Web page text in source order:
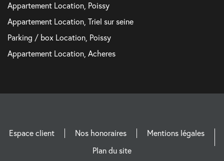
Appartement Location, Poissy
Appartement Location, Triel sur seine
Parking / box Location, Poissy
Appartement Location, Acheres
Espace client Nos honoraires
Mentions légales
Plan du site